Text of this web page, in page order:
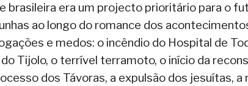
brasileira era um projecto prioritário para o
ao longo do romance dos
e medos: o incêndio do Hospital de
Tijolo, o terrível terramoto, o início da
dos Távoras, a expulsão dos jesuítas,